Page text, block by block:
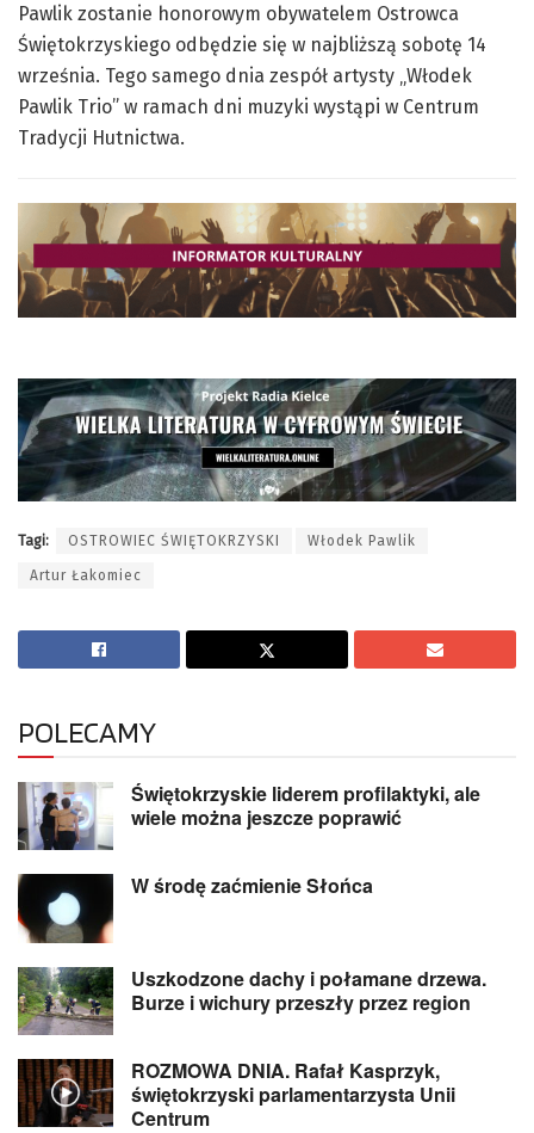
Pawlik zostanie honorowym obywatelem Ostrowca
Świętokrzyskiego odbędzie się w najbliższą sobotę 14
września. Tego samego dnia zespół artysty „Włodek
Pawlik Trio” w ramach dni muzyki wystąpi w Centrum
Tradycji Hutnictwa.
Tagi: OSTROWIEC ŚWIĘTOKRZYSKI Włodek Pawlik
Artur Łakomiec
POLECAMY
Świętokrzyskie liderem profilaktyki, ale
wiele można jeszcze poprawić
W środę zaćmienie Słońca
Uszkodzone dachy i połamane drzewa.
Burze i wichury przeszły przez region
ROZMOWA DNIA. Rafał Kasprzyk,
świętokrzyski parlamentarzysta Unii
Centrum